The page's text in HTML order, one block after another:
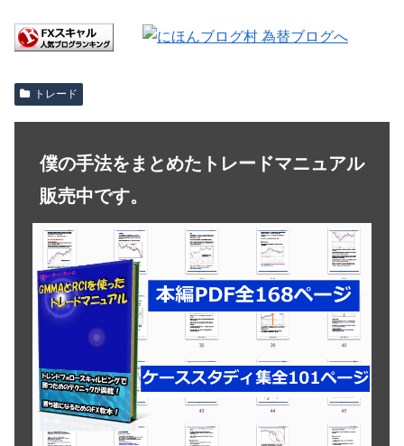
トレード
僕の手法をまとめたトレードマニュアル
販売中です。